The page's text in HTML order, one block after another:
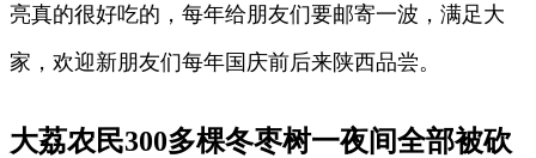
亮真的很好吃的，每年给朋友们要邮寄一波，满足大
家，欢迎新朋友们每年国庆前后来陕西品尝。
大荔农民300多棵冬枣树一夜间全部被砍